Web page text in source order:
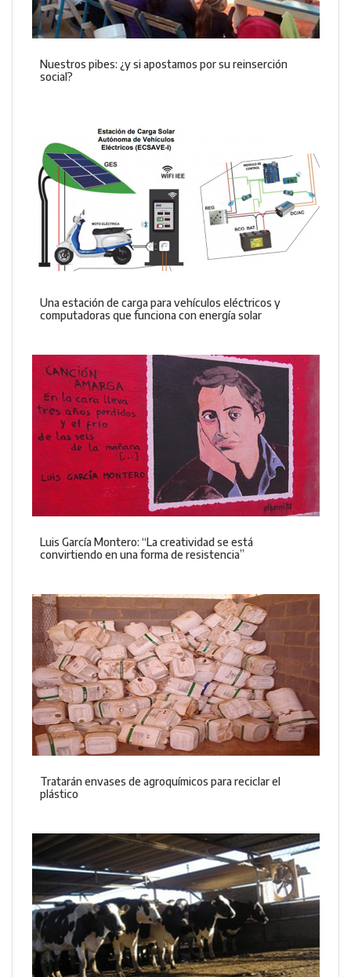
Nuestros pibes: ¿y si apostamos por su reinserción
social?
Una estación de carga para vehículos eléctricos y
computadoras que funciona con energía solar
Luis García Montero: “La creatividad se está
convirtiendo en una forma de resistencia”
Tratarán envases de agroquímicos para reciclar el
plástico